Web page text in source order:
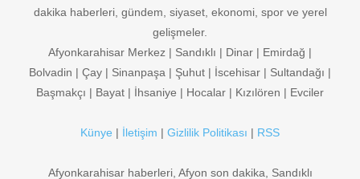
dakika haberleri, gündem, siyaset, ekonomi, spor ve yerel
gelişmeler.
Afyonkarahisar Merkez | Sandıklı | Dinar | Emirdağ |
Bolvadin | Çay | Sinanpaşa | Şuhut | İscehisar | Sultandağı |
Başmakçı | Bayat | İhsaniye | Hocalar | Kızılören | Evciler
Künye | İletişim | Gizlilik Politikası | RSS
Afyonkarahisar haberleri, Afyon son dakika, Sandıklı